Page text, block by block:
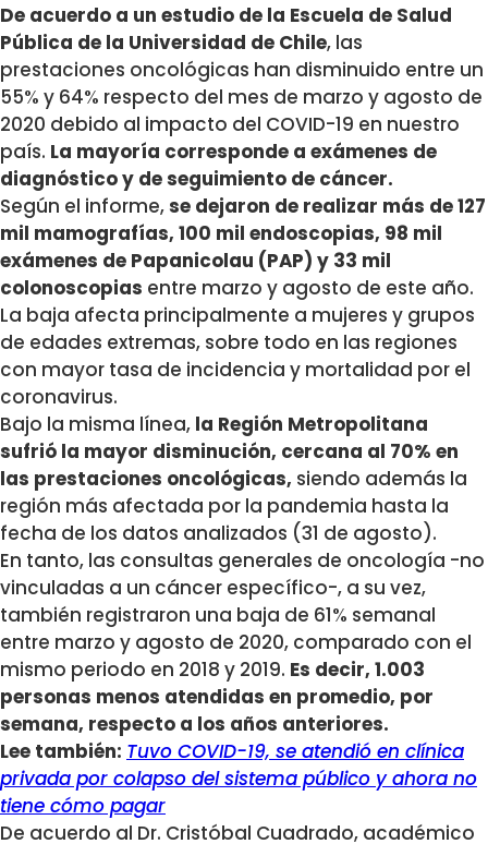
De acuerdo a un estudio de la Escuela de Salud
Pública de la Universidad de Chile, las
prestaciones oncológicas han disminuido entre un
55% y 64% respecto del mes de marzo y agosto de
2020 debido al impacto del COVID-19 en nuestro
país. La mayoría corresponde a exámenes de
diagnóstico y de seguimiento de cáncer.
Según el informe,se dejaron de realizar más de 127
mil mamografías, 100 mil endoscopias, 98 mil
exámenes de Papanicolau (PAP) y 33 mil
colonoscopias entre marzo y agosto de este año.
La baja afecta principalmente a mujeres y grupos
de edades extremas, sobre todo en las regiones
con mayor tasa de incidencia y mortalidad por el
coronavirus.
Bajo la misma línea, la Región Metropolitana
sufrió la mayor disminución, cercana al 70% en
las prestaciones oncológicas, siendo además la
región más afectada por la pandemia hasta la
fecha de los datos analizados (31 de agosto).
En tanto, las consultas generales de oncología -no
vinculadas a un cáncer específico-, a su vez,
también registraron una baja de 61% semanal
entre marzo y agosto de 2020, comparado con el
mismo periodo en 2018 y 2019. Es decir, 1.003
personas menos atendidas en promedio, por
semana, respecto a los años anteriores.
Lee también: Tuvo COVID-19, se atendió en clínica
privada por colapso del sistema público y ahora no
tiene cómo pagar
De acuerdo al Dr. Cristóbal Cuadrado, académico